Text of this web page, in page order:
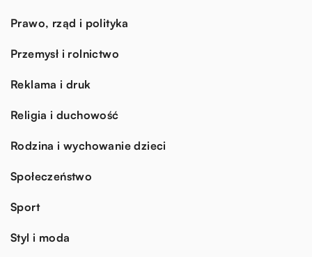
Prawo, rząd i polityka
Przemysł i rolnictwo
Reklama i druk
Religia i duchowość
Rodzina i wychowanie dzieci
Społeczeństwo
Sport
Styl i moda